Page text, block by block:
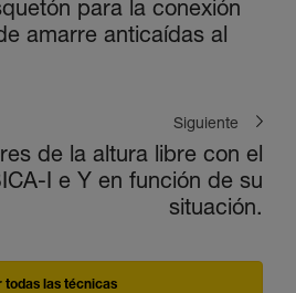
para la conexión
amarre anticaídas al
Siguiente
de la altura libre con el
I e Y en función de su
situación.
todas las técnicas